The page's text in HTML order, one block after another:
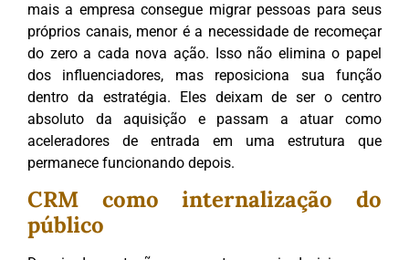
mais a empresa consegue migrar pessoas para seus
próprios canais, menor é a necessidade de recomeçar
do zero a cada nova ação. Isso não elimina o papel
dos influenciadores, mas reposiciona sua função
dentro da estratégia. Eles deixam de ser o centro
absoluto da aquisição e passam a atuar como
aceleradores de entrada em uma estrutura que
permanece funcionando depois.
CRM como internalização do
público